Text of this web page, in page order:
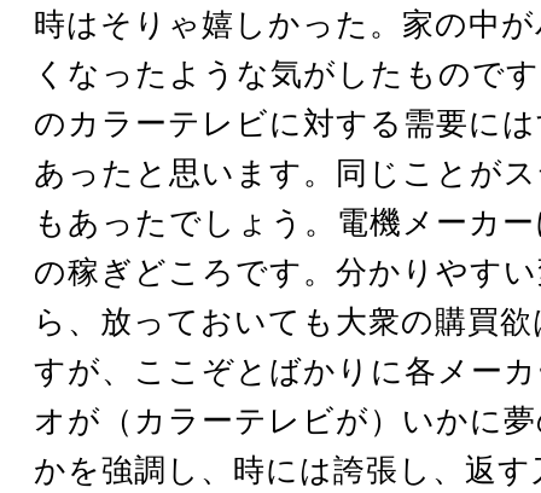
時はそりゃ嬉しかった。家の中
くなったような気がしたもので
のカラーテレビに対する需要に
あったと思います。同じことが
もあったでしょう。電機メーカ
の稼ぎどころです。分かりやす
ら、放っておいても大衆の購買
すが、ここぞとばかりに各メー
オが（カラーテレビが）いかに
かを強調し、時には誇張し、返